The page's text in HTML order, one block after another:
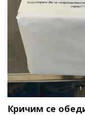
Кричим се